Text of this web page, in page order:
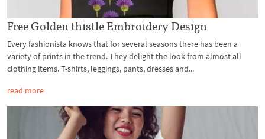
Free Golden thistle Embroidery Design
Every fashionista knows that for several seasons there has been a
variety of prints in the trend. They delight the look from almost all
clothing items. T-shirts, leggings, pants, dresses and...
read more